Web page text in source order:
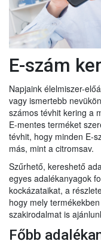
E-szám
Napjaink élelmiszer-
vagy ismertebb
számos tévhit kering a
E-mentes terméket
tévhit, hogy minden E-
más, mint a citromsav.
Szűrhető, kereshető
egyes adalékanyagok
kockázataikat, a
hogy mely
szakirodalmat is
Főbb